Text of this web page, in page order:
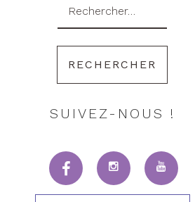
Rechercher :
SUIVEZ-NOUS !